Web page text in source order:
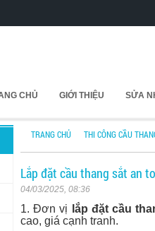
CHỦ GIỚI THIỆU SỬA
TRANG CHỦ THI CÔNG CẦU
Lắp đặt cầu thang sắt an
04/03/2025, 08:36
1. Đơn vị lắp đặt cầu
cao, giá cạnh tranh.